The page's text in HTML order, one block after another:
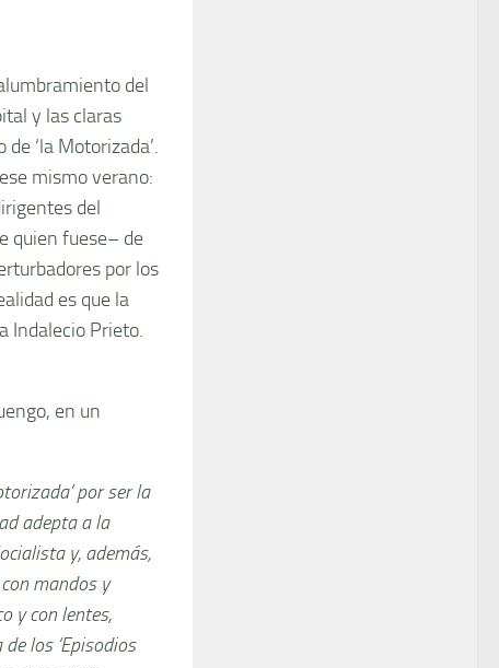
del
y las claras
‘la Motorizada’.
mismo verano:
del
quien fuese– de
por los
es que la
Indalecio Prieto.
en un
por ser la
adepta a la
y, además,
mandos y
y con lentes,
los ‘Episodios